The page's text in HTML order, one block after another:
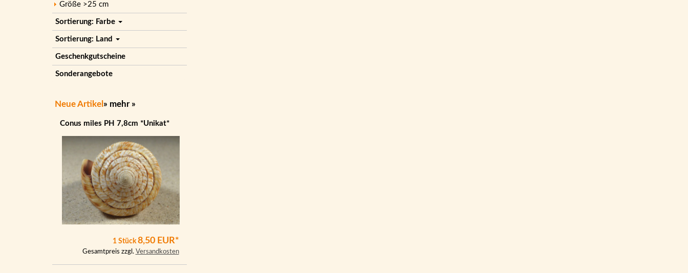
Größe >25 cm
Sortierung: Farbe
Sortierung: Land
Geschenkgutscheine
Sonderangebote
Neue Artikel » mehr »
Conus miles PH 7,8cm *Unikat*
1 Stück 8,50 EUR*
Gesamtpreis zzgl. Versandkosten